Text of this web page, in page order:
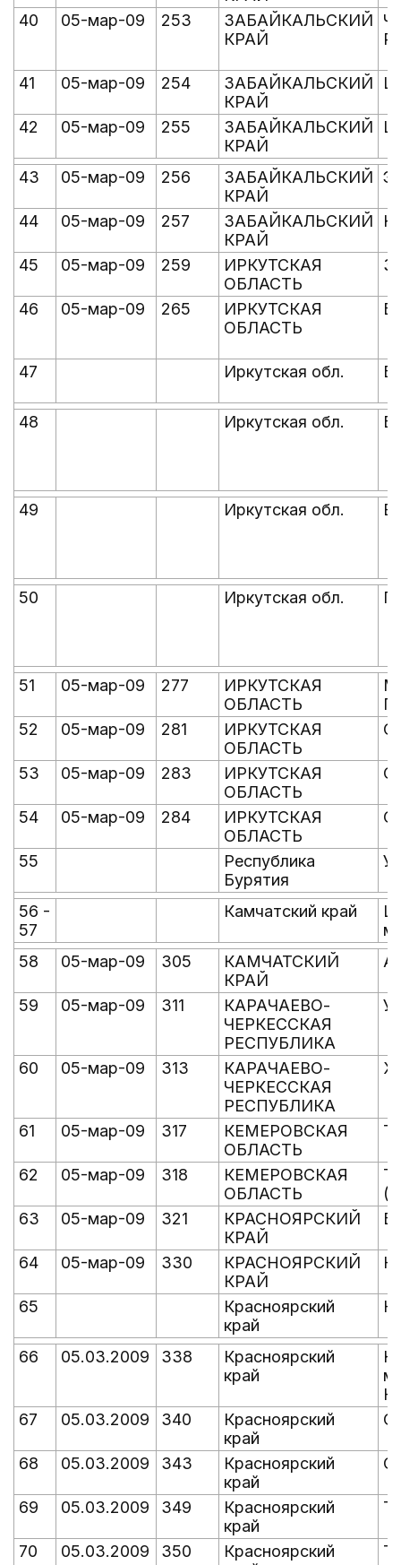
40
05-мар-09 253
ЗАБАЙКАЛЬСКИЙ
КРАЙ
41 05-мар-09 254
ЗАБАЙКАЛЬСКИЙ
КРАЙ
42 05-мар-09 255
ЗАБАЙКАЛЬСКИЙ
КРАЙ
43 05-мар-09 256
ЗАБАЙКАЛЬСКИЙ
КРАЙ
44 05-мар-09 257
ЗАБАЙКАЛЬСКИЙ
КРАЙ
45 05-мар-09 259
ИРКУТСКАЯ
ОБЛАСТЬ
46 05-мар-09 265
ИРКУТСКАЯ
ОБЛАСТЬ
47 Иркутская обл.
48 Иркутская обл.
49 Иркутская обл.
50 Иркутская обл.
51 05-мар-09 277
ИРКУТСКАЯ
ОБЛАСТЬ
52
05-мар-09 281
ИРКУТСКАЯ
ОБЛАСТЬ
53 05-мар-09 283
ИРКУТСКАЯ
ОБЛАСТЬ
54 05-мар-09 284
ИРКУТСКАЯ
ОБЛАСТЬ
55
Республика
Бурятия
56 -
57
Камчатский край
58
05-мар-09 305
КАМЧАТСКИЙ
КРАЙ
59 05-мар-09 311
КАРАЧАЕВО-
ЧЕРКЕССКАЯ
РЕСПУБЛИКА
60 05-мар-09 313
КАРАЧАЕВО-
ЧЕРКЕССКАЯ
РЕСПУБЛИКА
61 05-мар-09 317
КЕМЕРОВСКАЯ
ОБЛАСТЬ
62 05-мар-09 318
КЕМЕРОВСКАЯ
ОБЛАСТЬ
63
05-мар-09 321
КРАСНОЯРСКИЙ
КРАЙ
64 05-мар-09 330
КРАСНОЯРСКИЙ
КРАЙ
65
Красноярский
край
66 05.03.2009 338
Красноярский
край
67
05.03.2009 340
Красноярский
край
68 05.03.2009 343
Красноярский
край
69 05.03.2009 349
Красноярский
край
70 05.03.2009 350
Красноярский